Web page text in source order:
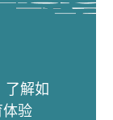
解如
验